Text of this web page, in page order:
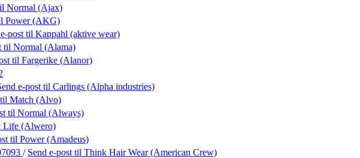
Normal (Ajax)
Power (AKG)
post til Kappahl (aktive wear)
til Normal (Alama)
til Fargerike (Alanor)
e-post til Carlings (Alpha industries)
til Match (Alvo)
til Normal (Always)
Life (Alwero)
til Power (Amadeus)
/ Send e-post til Think Hair Wear (American Crew)